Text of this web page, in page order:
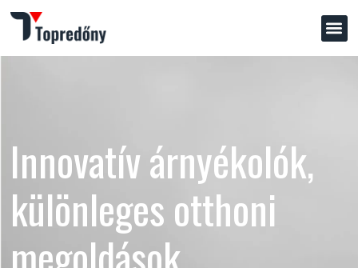
Innovatív árnyékolók,
különleges otthoni
megoldások